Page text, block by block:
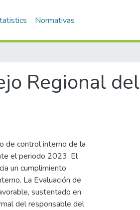
Normativas
Regional del
de control interno de la
el periodo 2023. El
un cumplimiento
La Evaluación de
sustentado en
del responsable del